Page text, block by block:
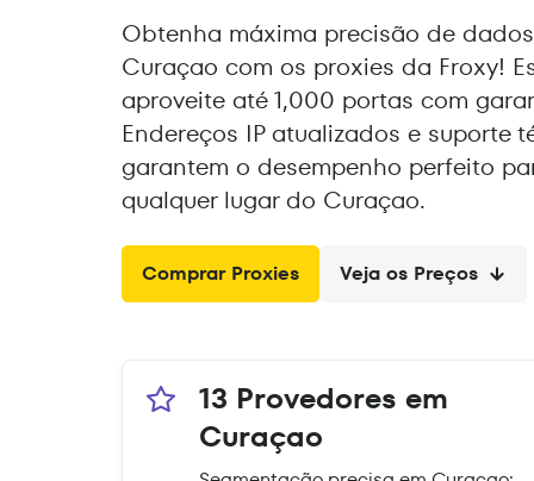
Obtenha máxima precisão de
Curaçao com os proxies da Froxy!
aproveite até 1,000 portas com
Endereços IP atualizados e suporte
garantem o desempenho perfeito
qualquer lugar do Curaçao.
Comprar Proxies Veja os Preços
13 Provedores em
Curaçao